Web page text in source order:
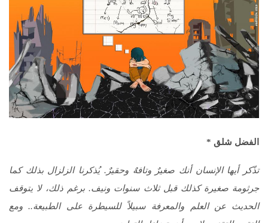
الفضل شلق *
تذّكر أيها الإنسان أنك صغيرٌ وتافهٌ وحقيرٌ. يُذكرنا الزلزال بذلك كما
جرثومة صغيرة كذلك قبل ثلاث سنوات ونيف. برغم ذلك، لا يتوقف
الحديث عن العلم والمعرفة سبيلاً للسيطرة على الطبيعة.. ومع